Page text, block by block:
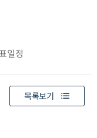
일정
목록보기